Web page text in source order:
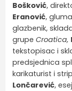
Bošković,
Eranović,
glazbenik,
grupe Croatica,
tekstopisac i
predsjednica
karikaturist i
Lončarević,